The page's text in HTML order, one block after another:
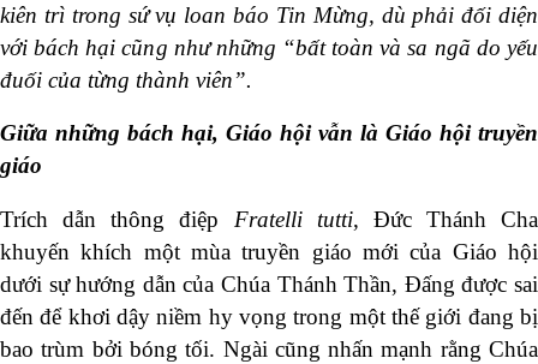
kiên trì trong sứ vụ loan báo Tin Mừng, dù phải đối diện
với bách hại cũng như những “bất toàn và sa ngã do yếu
đuối của từng thành viên”.
Giữa những bách hại, Giáo hội vẫn là Giáo hội truyền
giáo
Trích dẫn thông điệp Fratelli tutti, Đức Thánh Cha
khuyến khích một mùa truyền giáo mới của Giáo hội
dưới sự hướng dẫn của Chúa Thánh Thần, Đấng được sai
đến để khơi dậy niềm hy vọng trong một thế giới đang bị
bao trùm bởi bóng tối. Ngài cũng nhấn mạnh rằng Chúa